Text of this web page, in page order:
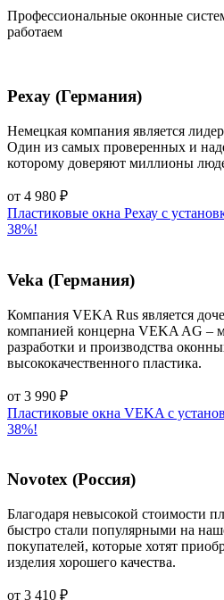
Профессиональные оконные
работаем
Рехау (Германия)
Немецкая компания является
Один из самых проверенных и
которому доверяют миллионы
от 4 980 ₽
Пластиковые окна Рехау с
38%!
Veka (Германия)
Компания VEKA Rus является
компанией концерна VEKA AG –
разработки и производства
высококачественного пластика.
от 3 990 ₽
Пластиковые окна VEKA с
38%!
Novotex (Россия)
Благодаря невысокой стоимости
быстро стали популярными на
покупателей, которые хотят
изделия хорошего качества.
от 3 410 ₽